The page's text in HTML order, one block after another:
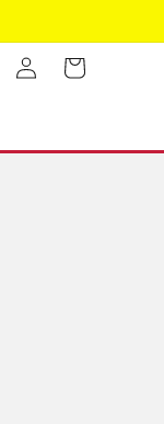
イ
カ
ー